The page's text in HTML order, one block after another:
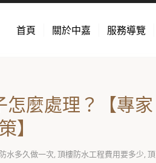
首頁 關於中嘉 服務導覽
怎麼處理？【專家
】
水多久做一次,頂樓防水工程費用要多少,頂